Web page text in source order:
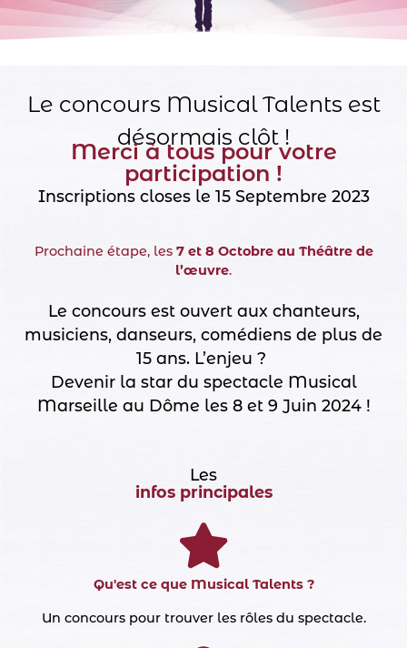
Le concours Musical Talents est
désormais clôt !
Merci à tous pour votre
participation !
Inscriptions closes le 15 Septembre 2023
Prochaine étape, les 7 et 8 Octobre au Théâtre de
l’œuvre.
Le concours est ouvert aux chanteurs,
musiciens, danseurs, comédiens de plus de
15 ans. L’enjeu ?
Devenir la star du spectacle Musical
Marseille au Dôme les 8 et 9 Juin 2024 !
Les
infos principales
Qu'est ce que Musical Talents ?
Un concours pour trouver les rôles du spectacle.